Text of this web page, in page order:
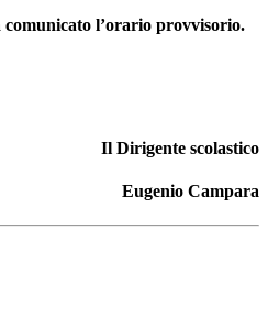
comunicato l’orario provvisorio.
Il Dirigente scolastico
Eugenio Campara